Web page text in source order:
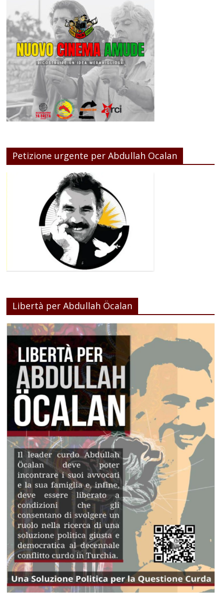
Petizione urgente per Abdullah Ocalan
Libertà per Abdullah Öcalan